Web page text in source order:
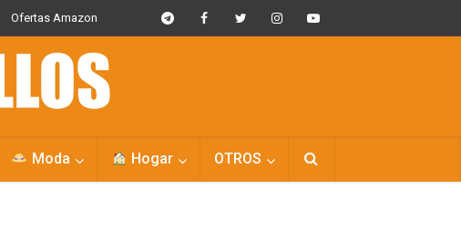
Ofertas Amazon
Moda Hogar OTROS